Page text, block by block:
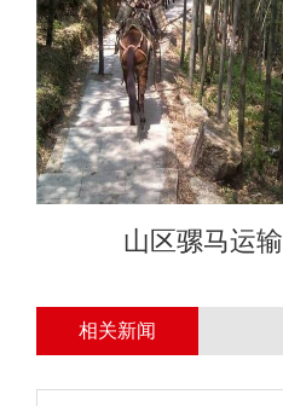
山区骡马运输
相关新闻